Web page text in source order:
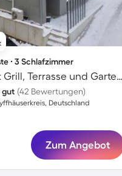
∙ 3 Schlafzimmer
Ferienhaus mit Grill, Terrasse und Garten | Naturblick
gut (42 Bewertungen)
Deutschland
Zum Angebot